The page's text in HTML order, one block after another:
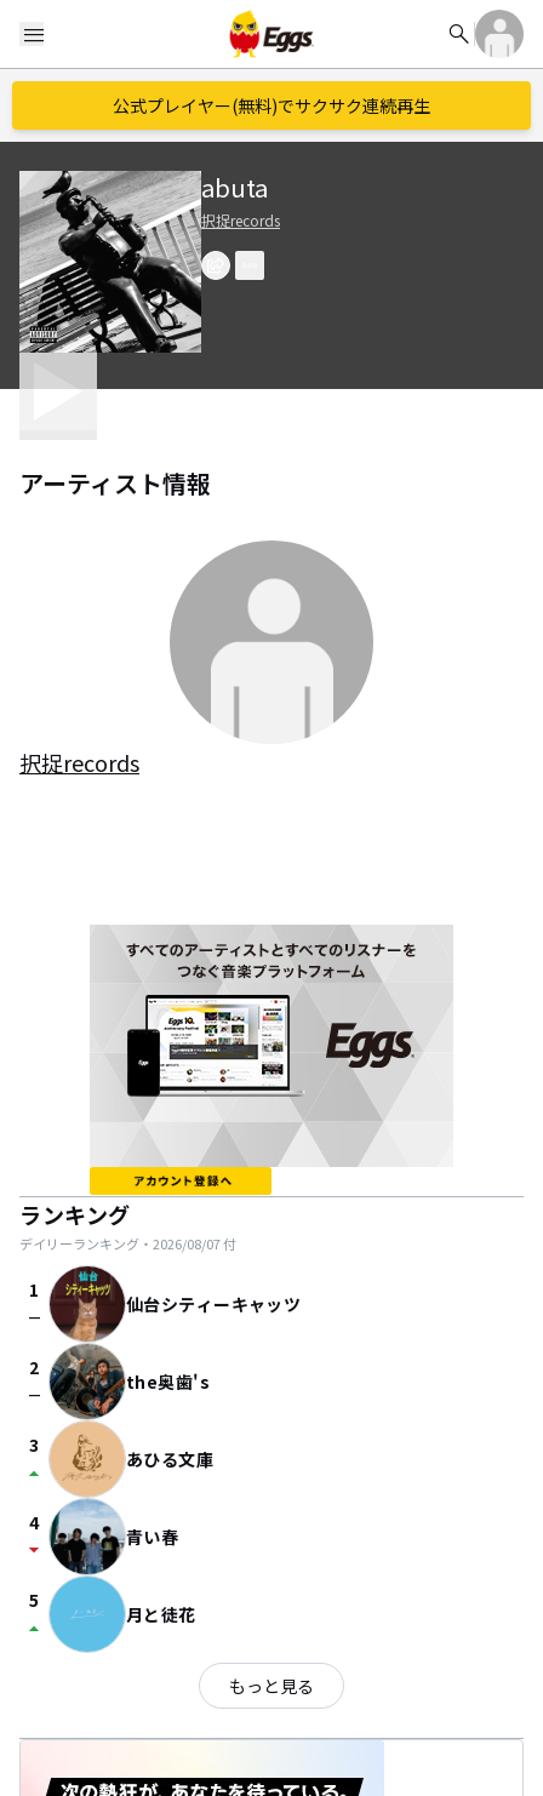
menu search
公式プレイヤー(無料)でサクサク連続再生
abuta
択捉records
アーティスト情報
択捉records
ランキング
デイリーランキング・ 2026/08/07付
1
check_indeterminate_small 仙台シティーキャッツ
2
check_indeterminate_small the奥歯's
3
arrow_drop_up あひる文庫
4
arrow_drop_down 青い春
5
arrow_drop_up 月と徒花
もっと見る